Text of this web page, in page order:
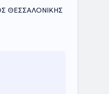
ΘΕΣΣΑΛΟΝΙΚΗΣ